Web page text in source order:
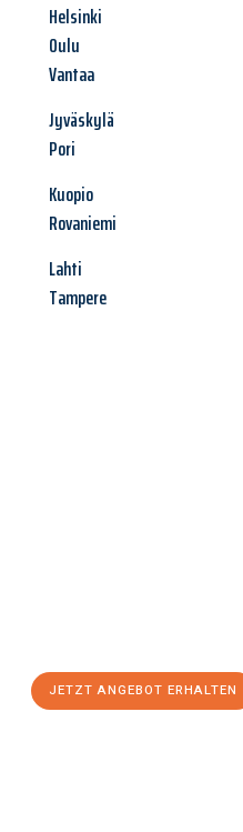
Helsinki
Oulu
Vantaa
Jyväskylä
Pori
Kuopio
Rovaniemi
Lahti
Tampere
JETZT ANGEBOT ERHALTEN